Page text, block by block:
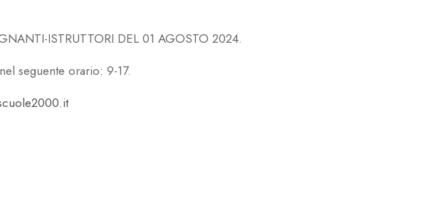
ISTRUTTORI DEL 01 AGOSTO 2024.
seguente orario: 9-17.